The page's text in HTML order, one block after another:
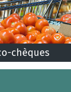
chèques
sont devenus des
avec ceux-ci?